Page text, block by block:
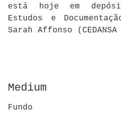
está hoje em
Estudos e
Sarah Affonso (CEDANSA
Medium
Fundo